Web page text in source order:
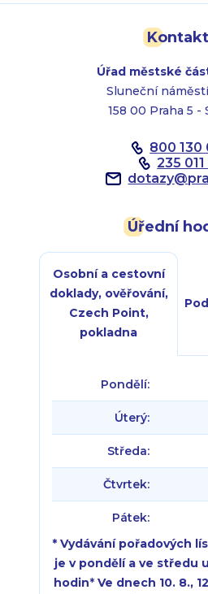
Úřad městské
Sluneční
158 00 Praha 5 -
800 130
235 011
dotazy@
Úřední
Osobní a cestovní
doklady, ověřování,
Czech Point,
pokladna
Pondělí:
Úterý:
Středa:
Čtvrtek:
Pátek:
* Vydávání pořadových
je v pondělí a ve středu
hodin* Ve dnech 10. 8.,